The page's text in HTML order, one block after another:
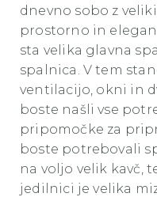
dnevno sobo z
prostorno in
sta velika glavna
spalnica. V tem
ventilacijo, okni in
boste našli vse
pripomočke za
boste potrebovali
na voljo velik kavč,
jedilnici je velika